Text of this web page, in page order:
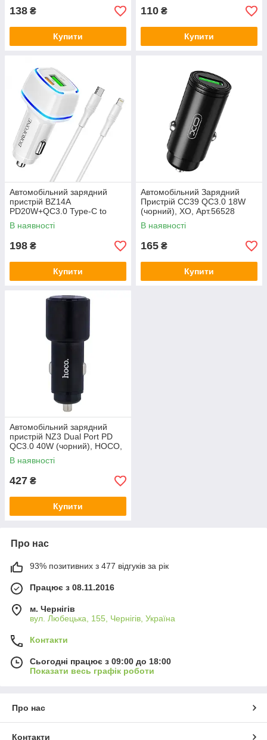
138 ₴
Купити
110 ₴
Купити
Автомобільний зарядний
пристрій BZ14A
PD20W+QC3.0 Type-C to
Lightning 3A, BOROFONE,
Арт.48610
В наявності
198 ₴
Купити
Автомобільний Зарядний
Пристрій CC39 QC3.0 18W
(чорний), ХО, Арт.56528
В наявності
165 ₴
Купити
Автомобільний зарядний
пристрій NZ3 Dual Port PD
QC3.0 40W (чорний), HOCO,
Арт.64831
В наявності
427 ₴
Купити
Про нас
93% позитивних з 477 відгуків за рік
Працює з 08.11.2016
м. Чернігів
вул. Любецька, 155, Чернігів, Україна
Контакти
Сьогодні працює з 09:00 до 18:00
Показати весь графік роботи
Про нас
Контакти